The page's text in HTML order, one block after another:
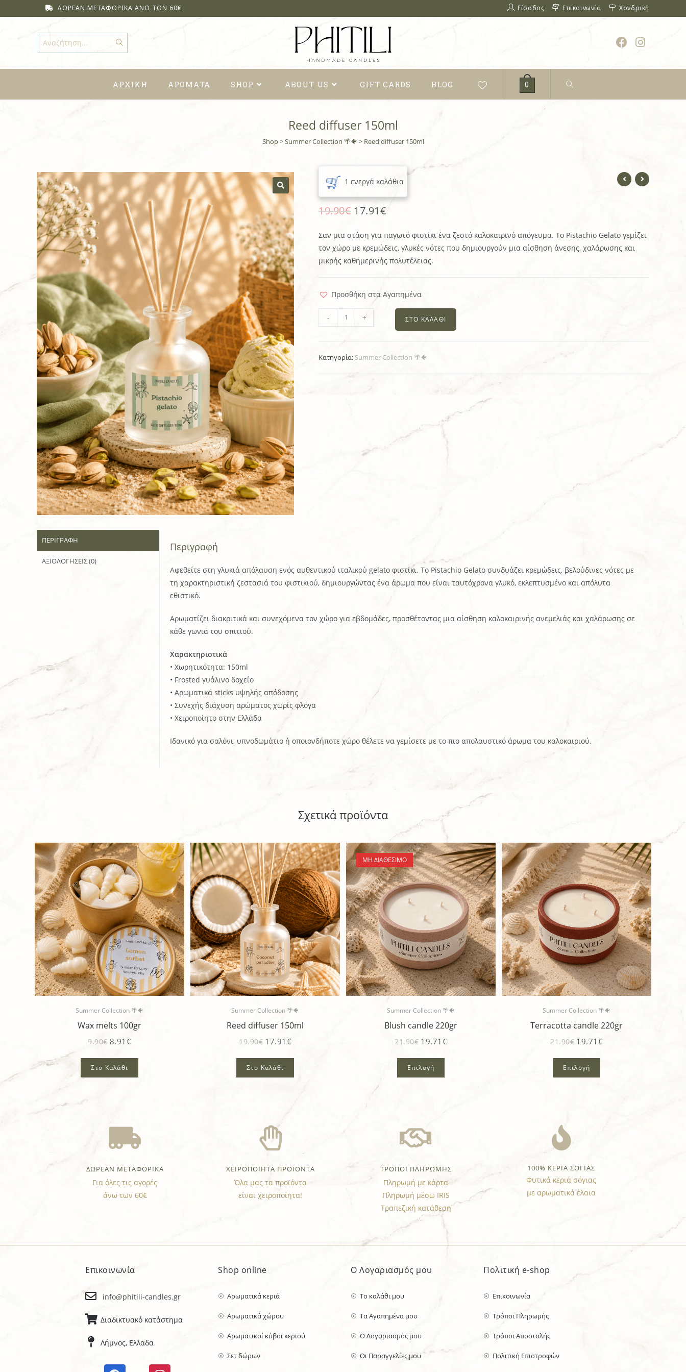
Είσοδος Επικοινωνία Χονδρική
ΔΩΡΕΑΝ ΜΕΤΑΦΟΡΙΚΑ ΑΝΩ ΤΩΝ 60€
Αναζήτηση...
ΑΡΧΙΚΗ ΑΡΩΜΑΤΑ SHOP ABOUT US GIFT CARDS BLOG 0
Reed diffuser 150ml
Shop>Summer Collection 🌴🐠 > Reed diffuser 150ml
1 ενεργά καλάθια
19.90€ 17.91€
Σαν μια στάση για παγωτό φιστίκι ένα ζεστό καλοκαιρινό απόγευμα. Το Pistachio Gelato γεμίζει
τον χώρο με κρεμώδεις, γλυκές νότες που δημιουργούν μια αίσθηση άνεσης, χαλάρωσης και
μικρής καθημερινής πολυτέλειας.
Προσθήκη στα Αγαπημένα
- + ΣΤΟ ΚΑΛΆΘΙ
Κατηγορία: Summer Collection 🌴🐠
ΠΕΡΙΓΡΑΦΉ
ΑΞΙΟΛΟΓΉΣΕΙΣ (0)
Περιγραφή
Αφεθείτε στη γλυκιά απόλαυση ενός αυθεντικού ιταλικού gelato φιστίκι. Το Pistachio Gelato συνδυάζει κρεμώδεις, βελούδινες νότες με
τη χαρακτηριστική ζεστασιά του φιστικιού, δημιουργώντας ένα άρωμα που είναι ταυτόχρονα γλυκό, εκλεπτυσμένο και απόλυτα
εθιστικό.
Αρωματίζει διακριτικά και συνεχόμενα τον χώρο για εβδομάδες, προσθέτοντας μια αίσθηση καλοκαιρινής ανεμελιάς και χαλάρωσης σε
κάθε γωνιά του σπιτιού.
Χαρακτηριστικά
• Χωρητικότητα: 150ml
• Frosted γυάλινο δοχείο
• Αρωματικά sticks υψηλής απόδοσης
• Συνεχής διάχυση αρώματος χωρίς φλόγα
• Χειροποίητο στην Ελλάδα
Ιδανικό για σαλόνι, υπνοδωμάτιο ή οποιονδήποτε χώρο θέλετε να γεμίσετε με το πιο απολαυστικό άρωμα του καλοκαιριού.
Σχετικά προϊόντα
Summer Collection 🌴🐠
Wax melts 100gr
9.90€ 8.91 €
Στο Καλάθι
Summer Collection 🌴🐠
Reed diffuser 150ml
19.90€ 17.91 €
Στο Καλάθι
ΜΗ ΔΙΑΘΈΣΙΜΟ
Summer Collection 🌴🐠
Blush candle 220gr
21.90€ 19.71 €
Επιλογή
Summer Collection 🌴🐠
Terracotta candle 220gr
21.90€ 19.71 €
Επιλογή
ΔΩΡΕΑΝ ΜΕΤΑΦΟΡΙΚΑ
Για όλες τις αγορές
άνω των 60€
ΧΕΙΡΟΠΟΙΗΤΑ ΠΡΟΙΟΝΤΑ
Όλα μας τα προϊόντα
είναι χειροποίητα!
ΤΡΟΠΟΙ ΠΛΗΡΩΜΗΣ
Πληρωμή με κάρτα
Πληρωμή μέσω IRIS
Τραπεζική κατάθεση
100% ΚΕΡΙΑ ΣΟΓΙΑΣ
Φυτικά κεριά σόγιας
με αρωματικά έλαια
Επικοινωνία
info@phitili-candles.gr
Διαδικτυακό κατάστημα
Λήμνος, Ελλαδα
Shop online
Αρωματικά κεριά
Αρωματικά χώρου
Αρωματικοί κύβοι κεριού
Σετ δώρων
Ο Λογαριασμός μου
Το καλάθι μου
Τα Αγαπημένα μου
Ο Λογαριασμός μου
Οι Παραγγελίες μου
Πολιτική e-shop
Επικοινωνία
Τρόποι Πληρωμής
Τρόποι Αποστολής
Πολιτική Επιστροφών